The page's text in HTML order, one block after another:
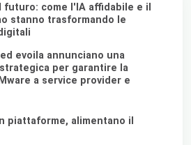
futuro: come l'IA affidabile e il
stanno trasformando le
evoila annunciano una
per garantire la
a service provider e
piattaforme, alimentano il